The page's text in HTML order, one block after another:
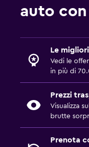
auto
Le
Vedi le
in più di
Prezzi
Visualizza
brutte
Prenota